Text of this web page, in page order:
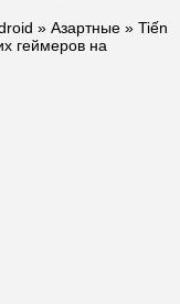
» Азартные » Tiến
геймеров на